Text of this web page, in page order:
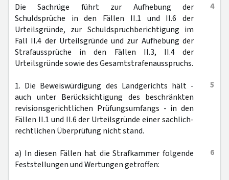
4
Die Sachrüge führt zur Aufhebung der
Schuldsprüche in den Fällen II.1 und II.6 der
Urteilsgründe, zur Schuldspruchberichtigung im
Fall II.4 der Urteilsgründe und zur Aufhebung der
Strafaussprüche in den Fällen II.3, II.4 der
Urteilsgründe sowie des Gesamtstrafenausspruchs.
5
1. Die Beweiswürdigung des Landgerichts hält -
auch unter Berücksichtigung des beschränkten
revisionsgerichtlichen Prüfungsumfangs - in den
Fällen II.1 und II.6 der Urteilsgründe einer sachlich-
rechtlichen Überprüfung nicht stand.
6
a) In diesen Fällen hat die Strafkammer folgende
Feststellungen und Wertungen getroffen: